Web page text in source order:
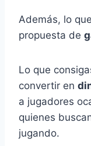
Además, lo
propuesta de
Lo que
convertir en
a jugadores
quienes
jugando.